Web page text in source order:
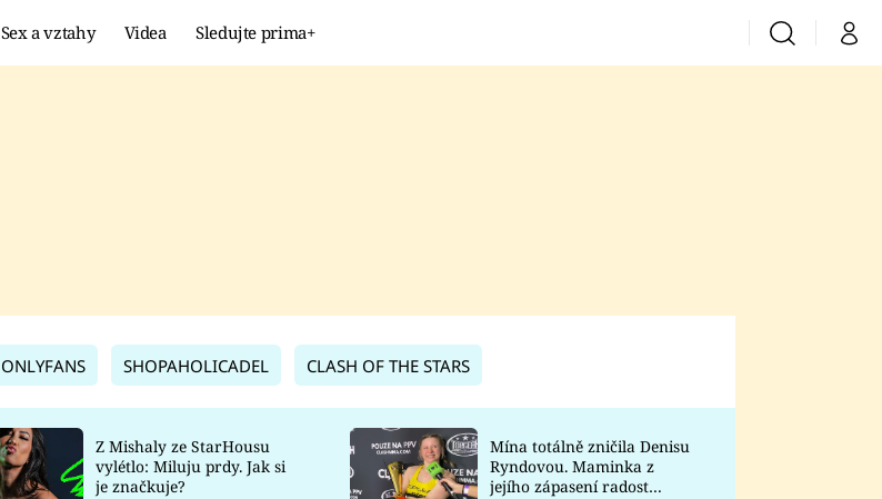
Sex a vztahy Videa Sledujte prima+ VyhledáváníMůj
Prima Lajk
Sledujte nás
ONLYFANS SHOPAHOLICADEL CLASH OF THE STARS
Z Mishaly ze StarHousu
vylétlo: Miluju prdy. Jak si
je značkuje?
Mína totálně zničila Denisu
Ryndovou. Maminka z
jejího zápasení radost